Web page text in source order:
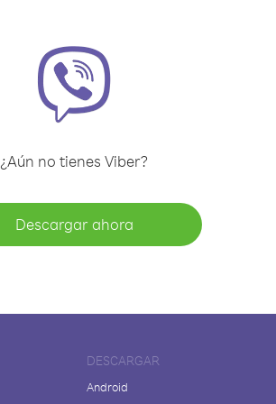
¿Aún no tienes Viber?
Descargar ahora
DESCARGAR
Android